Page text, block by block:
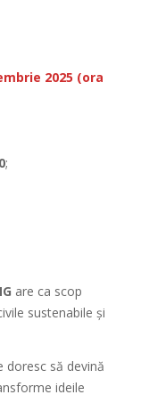
2025 (ora
;
are ca scop
sustenabile și
doresc să devină
ideile